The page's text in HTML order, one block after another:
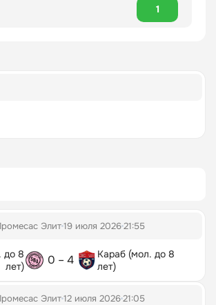
1
Элит19 июля 202621:55
до 8
лет)
0 – 4
Караб (мол. до 8
лет)
Элит12 июля 202621:05